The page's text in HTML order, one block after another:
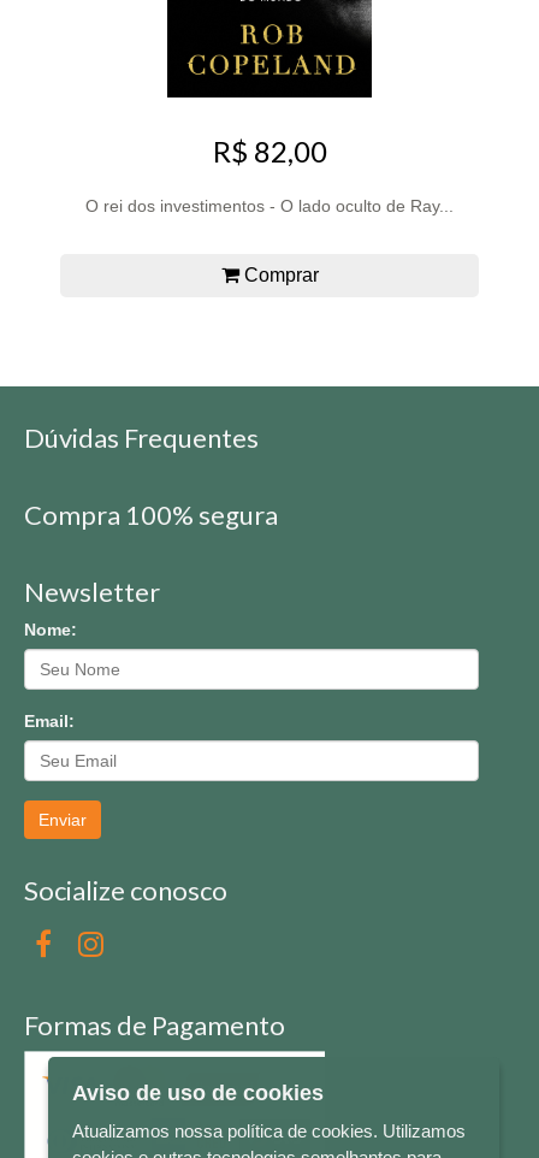
R$ 82,00
O rei dos investimentos - O lado oculto de Ray...
Comprar
Dúvidas Frequentes
Compra 100% segura
Newsletter
Nome:
Email:
Enviar
Socialize conosco
Formas de Pagamento
Aviso de uso de cookies
Atualizamos nossa política de cookies. Utilizamos